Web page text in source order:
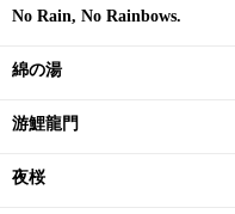
No Rain, No Rainbows.
綿の湯
游鯉龍門
夜桜